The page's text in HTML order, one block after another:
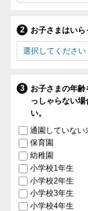
お子さまはいら
お子さまの年
っしゃらない
い。
通園していない
保育園
幼稚園
小学校1年生
小学校2年生
小学校3年生
小学校4年生